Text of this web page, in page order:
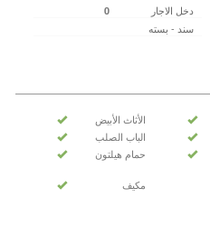
دخل الاجار 0
سند - بسته
الأثاث الأبيض
الباب الصلب
حمام هيلتون
مكيف